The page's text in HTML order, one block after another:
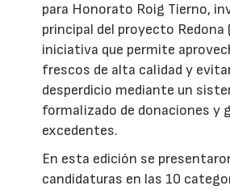
para Honorato Roig Tierno,
principal del proyecto Redona
iniciativa que permite
frescos de alta calidad y
desperdicio mediante un
formalizado de donaciones y
excedentes.
En esta edición se
candidaturas en las 10